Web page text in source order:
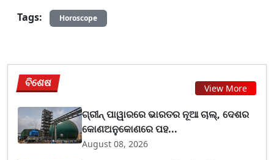
Tags: Horoscope
ବିଶେଷ View More
ଗ୍ରୀନ୍ ପାୱାରରେ ଭାରତର ନୂଆ ଚାଲ୍, ଦେଶର
କୋଣଅନୁକୋଣରେ ପହ...
August 08, 2026